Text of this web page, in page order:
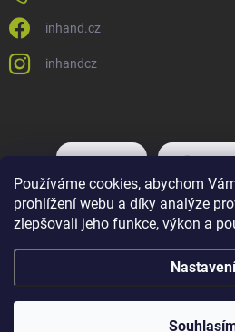
Používáme cookies, abychom
prohlížení webu a díky analýze
zlepšovali jeho funkce, výkon a
Nastavení
inhand.cz
inhandcz
Copyright 2026Inhand.cz. Všechna
cookies